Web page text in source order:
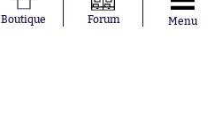
Boutique Forum Menu